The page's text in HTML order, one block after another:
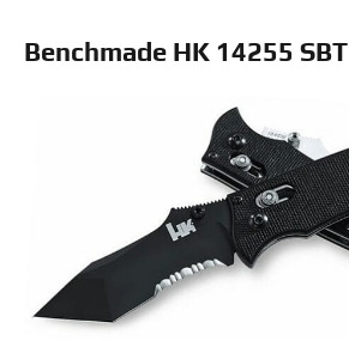
Benchmade HK 14255 SBT